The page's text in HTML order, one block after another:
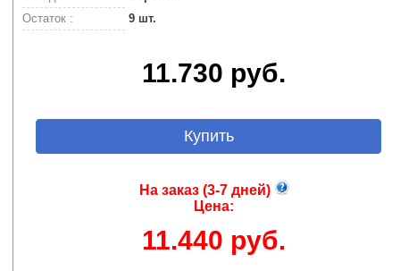
Остаток :
9 шт.
11.730 руб.
Купить
На заказ (3-7 дней)
Цена:
11.440 руб.